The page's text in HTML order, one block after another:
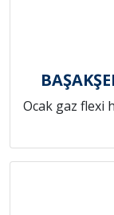
Ocak gaz flexi